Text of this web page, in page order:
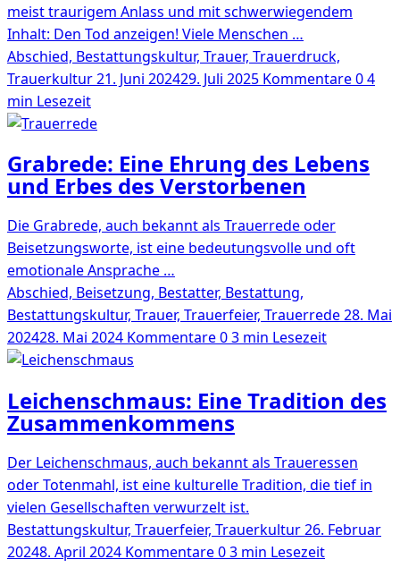
meist traurigem Anlass und mit schwerwiegendem
Inhalt: Den Tod anzeigen! Viele Menschen …
Abschied, Bestattungskultur, Trauer, Trauerdruck,
Trauerkultur21. Juni 202429. Juli 2025 Kommentare 04
min Lesezeit
Grabrede: Eine Ehrung des Lebens
und Erbes des Verstorbenen
Die Grabrede, auch bekannt als Trauerrede oder
Beisetzungsworte, ist eine bedeutungsvolle und oft
emotionale Ansprache …
Abschied, Beisetzung, Bestatter, Bestattung,
Bestattungskultur, Trauer, Trauerfeier, Trauerrede28. Mai
202428. Mai 2024 Kommentare 03 min Lesezeit
Leichenschmaus: Eine Tradition des
Zusammenkommens
Der Leichenschmaus, auch bekannt als Traueressen
oder Totenmahl, ist eine kulturelle Tradition, die tief in
vielen Gesellschaften verwurzelt ist.
Bestattungskultur, Trauerfeier, Trauerkultur26. Februar
20248. April 2024 Kommentare 03 min Lesezeit